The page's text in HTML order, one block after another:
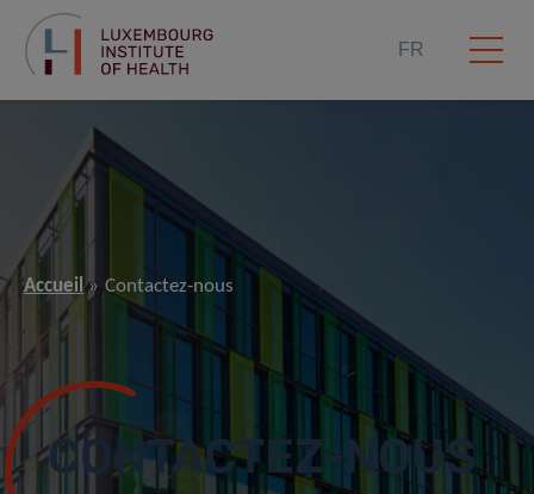
FR
Accueil Contactez-nous
CONTACTEZ-NOUS